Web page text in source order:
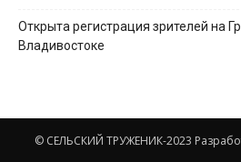
Открыта регистрация зрителей на
Владивостоке
© СЕЛЬСКИЙ ТРУЖЕНИК-2023